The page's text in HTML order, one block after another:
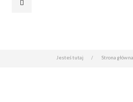
Jesteś tutaj Strona główna